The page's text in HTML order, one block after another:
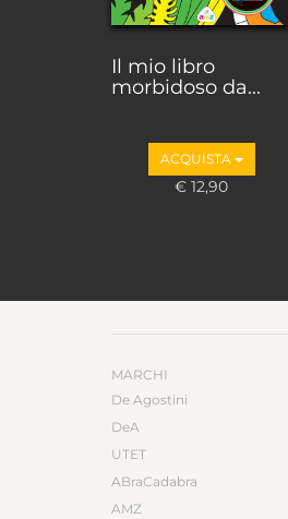
Il mio libro
morbidoso da...
ACQUISTA
€ 12,90
MARCHI
De Agostini
DeA
UTET
ABraCadabra
AMZ